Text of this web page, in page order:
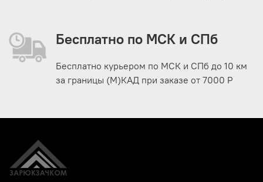
Бесплатно по МСК и СПб
Бесплатно курьером по МСК и СПб до 10 км
за границы (М)КАД при заказе от 7000 Р